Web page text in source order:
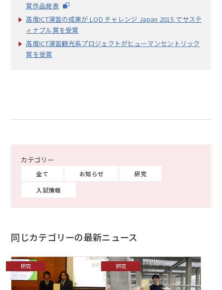
賞作品発表
高度ICT演習の成果が LOD チャレンジ Japan 2015 でサステ
ィナブル賞を受賞
高度ICT演習観光系プロジェクトがヒューマンセントリック
賞を受賞
全て お知らせ
研究
入試情報
同じカテゴリーの最新ニュース
研究 研究